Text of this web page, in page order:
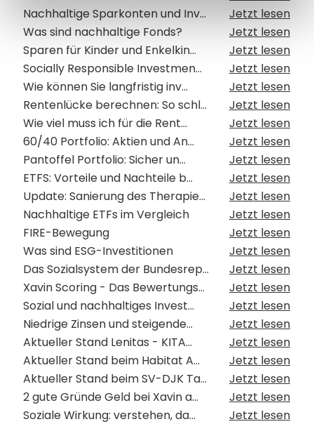
Nachhaltige Sparkonten und Inv...
Jetzt lesen
Was sind nachhaltige Fonds?
Jetzt lesen
Sparen für Kinder und Enkelkin...
Jetzt lesen
Socially Responsible Investmen...
Jetzt lesen
Wie können Sie langfristig inv...
Jetzt lesen
Rentenlücke berechnen: So schl...
Jetzt lesen
Wie viel muss ich für die Rent...
Jetzt lesen
60/40 Portfolio: Aktien und An...
Jetzt lesen
Pantoffel Portfolio: Sicher un...
Jetzt lesen
ETFS: Vorteile und Nachteile b...
Jetzt lesen
Update: Sanierung des Therapie...
Jetzt lesen
Nachhaltige ETFs im Vergleich
Jetzt lesen
FIRE-Bewegung
Jetzt lesen
Was sind ESG-Investitionen
Jetzt lesen
Das Sozialsystem der Bundesrep...
Jetzt lesen
Xavin Scoring - Das Bewertungs...
Jetzt lesen
Sozial und nachhaltiges Invest...
Jetzt lesen
Niedrige Zinsen und steigende...
Jetzt lesen
Aktueller Stand Lenitas - KITA...
Jetzt lesen
Aktueller Stand beim Habitat A...
Jetzt lesen
Aktueller Stand beim SV-DJK Ta...
Jetzt lesen
2 gute Gründe Geld bei Xavin a...
Jetzt lesen
Soziale Wirkung: verstehen, da...
Jetzt lesen